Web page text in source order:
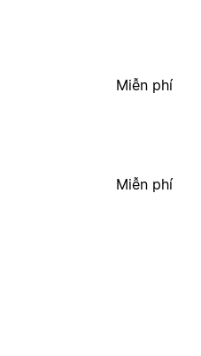
Miễn phí
Miễn phí